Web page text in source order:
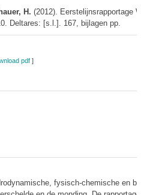
H. (2012). Eerstelijnsrapportage
Deltares: [s.l.]. 167, bijlagen pp.
pdf]
fysisch-chemische en